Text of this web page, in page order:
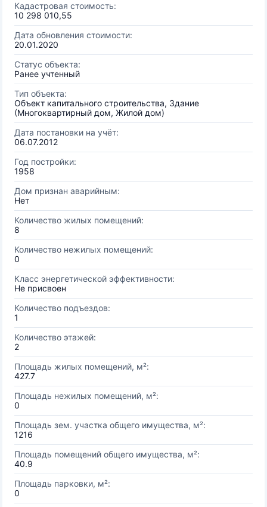
Кадастровая стоимость:
10 298 010,55
Дата обновления стоимости:
20.01.2020
Статус объекта:
Ранее учтенный
Тип объекта:
Объект капитального строительства, Здание
(Многоквартирный дом, Жилой дом)
Дата постановки на учёт:
06.07.2012
Год постройки:
1958
Дом признан аварийным:
Нет
Количество жилых помещений:
8
Количество нежилых помещений:
0
Класс энергетической эффективности:
Не присвоен
Количество подъездов:
1
Количество этажей:
2
Площадь жилых помещений, м²:
427.7
Площадь нежилых помещений, м²:
0
Площадь зем. участка общего имущества, м²:
1216
Площадь помещений общего имущества, м²:
40.9
Площадь парковки, м²:
0